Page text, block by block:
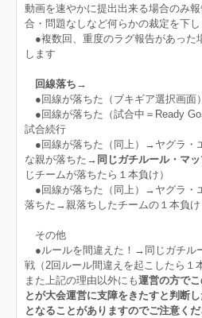
動画を速やかに提出出来る場合のみ
合・問題なしなど何らかの裁定を下し
●複数回、重度のラグ報告があった
します
回線落ち→
●回線が落ちた（ブキギア選択画
●回線が落ちた（試合中＝Ready
試合続行
●回線が落ちた（同上）→ヤグラ・
な親が落ちた→ 同じガチルール・マ
じチームが落ちたら１本負け）
●回線が落ちた（同上）→ヤグラ・
落ちた→親落ちしたチームの１本負け
その他
●ルールを間違えた！→同じガチル
戦（2回ルール間違えを起こしたら１
また上記の理由以外にも運営の方で
とが大会運営に支障をきたすと判断
となることがありますのでご注意く